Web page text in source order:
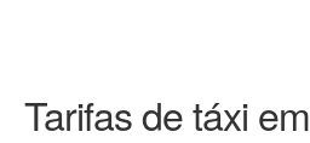
Tarifas de táxi em